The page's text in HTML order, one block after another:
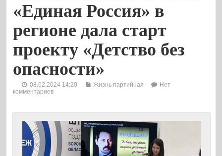
«Единая Россия» в
регионе дала старт
проекту «Детство без
опасности»
08.02.2024 14:20 Жизнь партийная
Нет
комментариев